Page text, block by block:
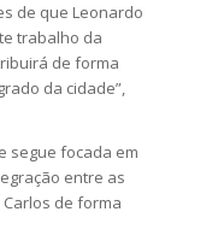
de que Leonardo
trabalho da
de forma
da cidade”,
segue focada em
entre as
de forma